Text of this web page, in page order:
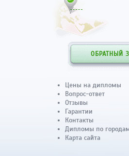
ОБРАТНЫЙ
Цены на дипломы
Вопрос-ответ
Отзывы
Гарантии
Контакты
Дипломы по
Карта сайта